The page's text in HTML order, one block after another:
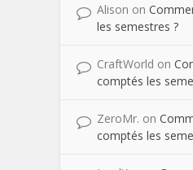
Alison on
les semestres ?
CraftWorld on
comptés les
ZeroMr. on
comptés les